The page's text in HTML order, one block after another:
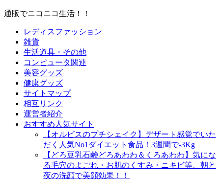
通販でニコニコ生活！！
レディスファッション
雑貨
生活道具・その他
コンピュータ関連
美容グッズ
健康グッズ
サイトマップ
相互リンク
運営者紹介
おすすめ人気サイト
【オルビスのプチシェイク】デザート感覚でいた
だく人気No1ダイエット食品！3週間で-3Kg
【どろ豆乳石鹸どろあわわ＆くろあわわ】気にな
る毛穴のよごれ・お肌のくすみ・ニキビ等、朝と
夜の洗顔で美顔効果！！